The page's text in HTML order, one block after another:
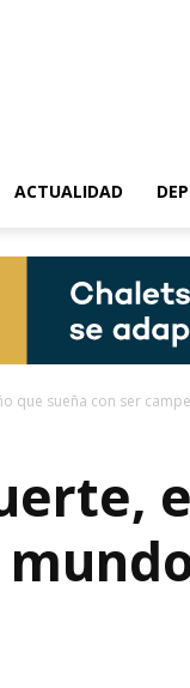
ACTUALIDAD
que sueña con ser